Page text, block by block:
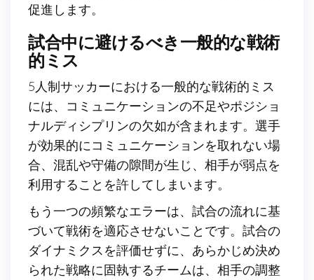
促進します。
試合中に避けるべき一般的な戦術
的ミス
5人制サッカーにおける一般的な戦術的ミス
には、コミュニケーションの不足やポジショ
ナルディシプリンの欠如が含まれます。選手
が効果的にコミュニケーションを取れない場
合、混乱や守備の隙間が生じ、相手が弱点を
利用することを許してしまいます。
もう一つの頻繁なエラーは、試合の流れに基
づいて戦術を適応させないことです。試合の
ダイナミクスを評価せずに、あらかじめ決め
られた戦略に固執するチームは、相手の調整